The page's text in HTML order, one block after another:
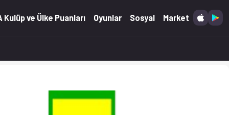
Kulüp ve Ülke Puanları Oyunlar Sosyal Market